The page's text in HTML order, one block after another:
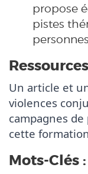
propose
pistes
Un article et
violences
campagnes
cette
Mots-Clés :